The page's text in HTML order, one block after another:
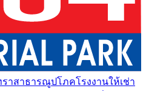
ราสาธารณูปโภคโรงงานให้เช่า